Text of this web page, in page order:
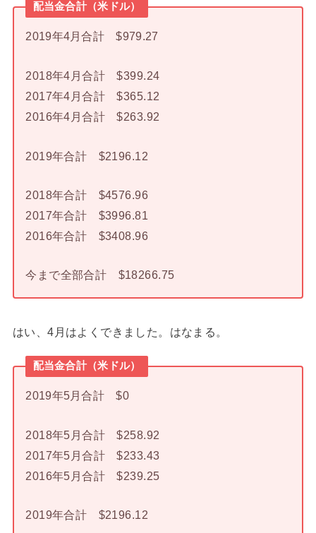
配当金合計（米ドル）
2019年4月合計 $979.27
2018年4月合計 $399.24
2017年4月合計 $365.12
2016年4月合計 $263.92
2019年合計 $2196.12
2018年合計 $4576.96
2017年合計 $3996.81
2016年合計 $3408.96
今まで全部合計 $18266.75
はい、4月はよくできました。はなまる。
配当金合計（米ドル）
2019年5月合計 $0
2018年5月合計 $258.92
2017年5月合計 $233.43
2016年5月合計 $239.25
2019年合計 $2196.12